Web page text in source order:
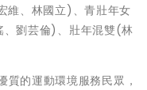
維、林國立)、青壯年女
劉芸倫)、壯年混雙(林
的運動環境服務民眾，